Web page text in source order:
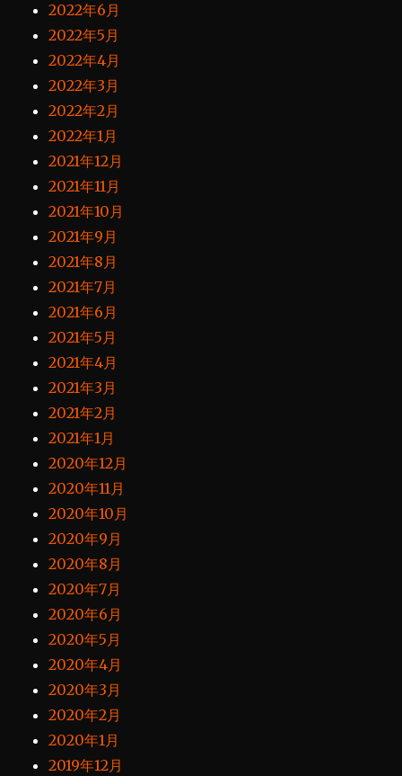
2022年6月
2022年5月
2022年4月
2022年3月
2022年2月
2022年1月
2021年12月
2021年11月
2021年10月
2021年9月
2021年8月
2021年7月
2021年6月
2021年5月
2021年4月
2021年3月
2021年2月
2021年1月
2020年12月
2020年11月
2020年10月
2020年9月
2020年8月
2020年7月
2020年6月
2020年5月
2020年4月
2020年3月
2020年2月
2020年1月
2019年12月